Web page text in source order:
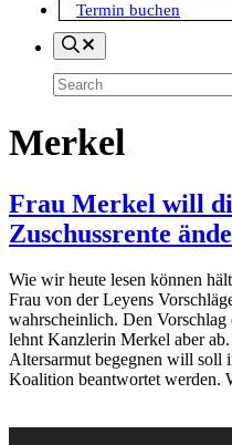
Termin buchen
Search
Merkel
Frau Merkel will
Zuschussrente
Wie wir heute lesen können
Frau von der Leyens
wahrscheinlich. Den Vorschlag
lehnt Kanzlerin Merkel aber
Altersarmut begegnen will soll
Koalition beantwortet werden.